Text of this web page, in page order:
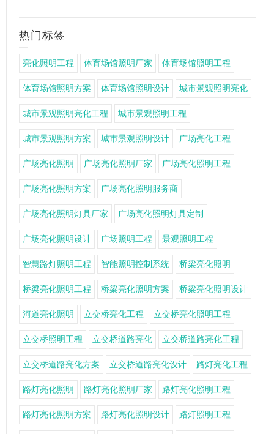
热门标签
亮化照明工程 体育场馆照明厂家 体育场馆照明工程
体育场馆照明方案 体育场馆照明设计 城市景观照明亮化
城市景观照明亮化工程 城市景观照明工程
城市景观照明方案 城市景观照明设计 广场亮化工程
广场亮化照明 广场亮化照明厂家 广场亮化照明工程
广场亮化照明方案 广场亮化照明服务商
广场亮化照明灯具厂家 广场亮化照明灯具定制
广场亮化照明设计 广场照明工程 景观照明工程
智慧路灯照明工程 智能照明控制系统 桥梁亮化照明
桥梁亮化照明工程 桥梁亮化照明方案 桥梁亮化照明设计
河道亮化照明 立交桥亮化工程 立交桥亮化照明工程
立交桥照明工程 立交桥道路亮化 立交桥道路亮化工程
立交桥道路亮化方案 立交桥道路亮化设计 路灯亮化工程
路灯亮化照明 路灯亮化照明厂家 路灯亮化照明工程
路灯亮化照明方案 路灯亮化照明设计 路灯照明工程